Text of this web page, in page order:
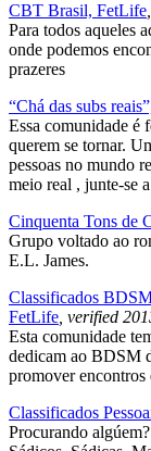
CBT Brasil, FetLife
Para todos aqueles
onde podemos
prazeres
“Chá das subs
Essa comunidade é
querem se tornar.
pessoas no mundo
meio real , junte-se
Cinquenta Tons de
Grupo voltado ao
E.L. James.
Classificados
FetLife , verified
Esta comunidade
dedicam ao BDSM
promover encontros
Classificados
Procurando